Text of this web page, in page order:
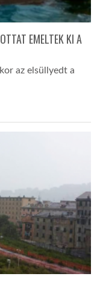
EMELTEK KI A
az elsüllyedt a